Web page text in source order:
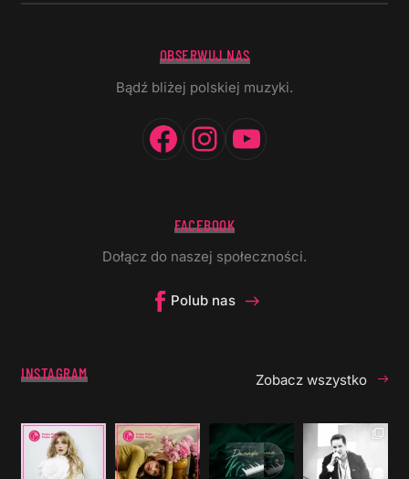
OBSERWUJ NAS
Bądź bliżej polskiej muzyki.
Facebook
Instagram
FACEBOOK
Dołącz do naszej społeczności.
Polub nas
INSTAGRAM Zobacz wszystko